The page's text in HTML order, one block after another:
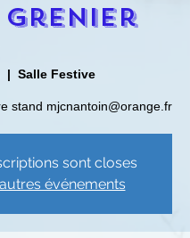
Grenier
  |
Salle Festive
stand mjcnantoin@orange.fr
sont closes
événements